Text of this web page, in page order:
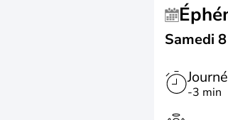
Samedi
-3 min